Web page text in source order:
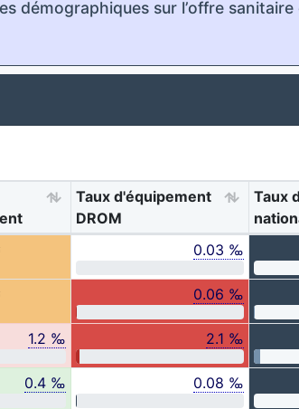
démographiques sur l’offre
Taux d'équipement
DROM
Taux
0.03 ‰
0.06 ‰
1.2 ‰ 2.1 ‰
0.4 ‰ 0.08 ‰